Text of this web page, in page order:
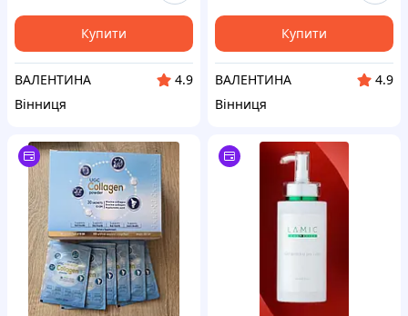
Купити
ВАЛЕНТИНА
4.9
Вінниця
Купити
ВАЛЕНТИНА
4.9
Вінниця